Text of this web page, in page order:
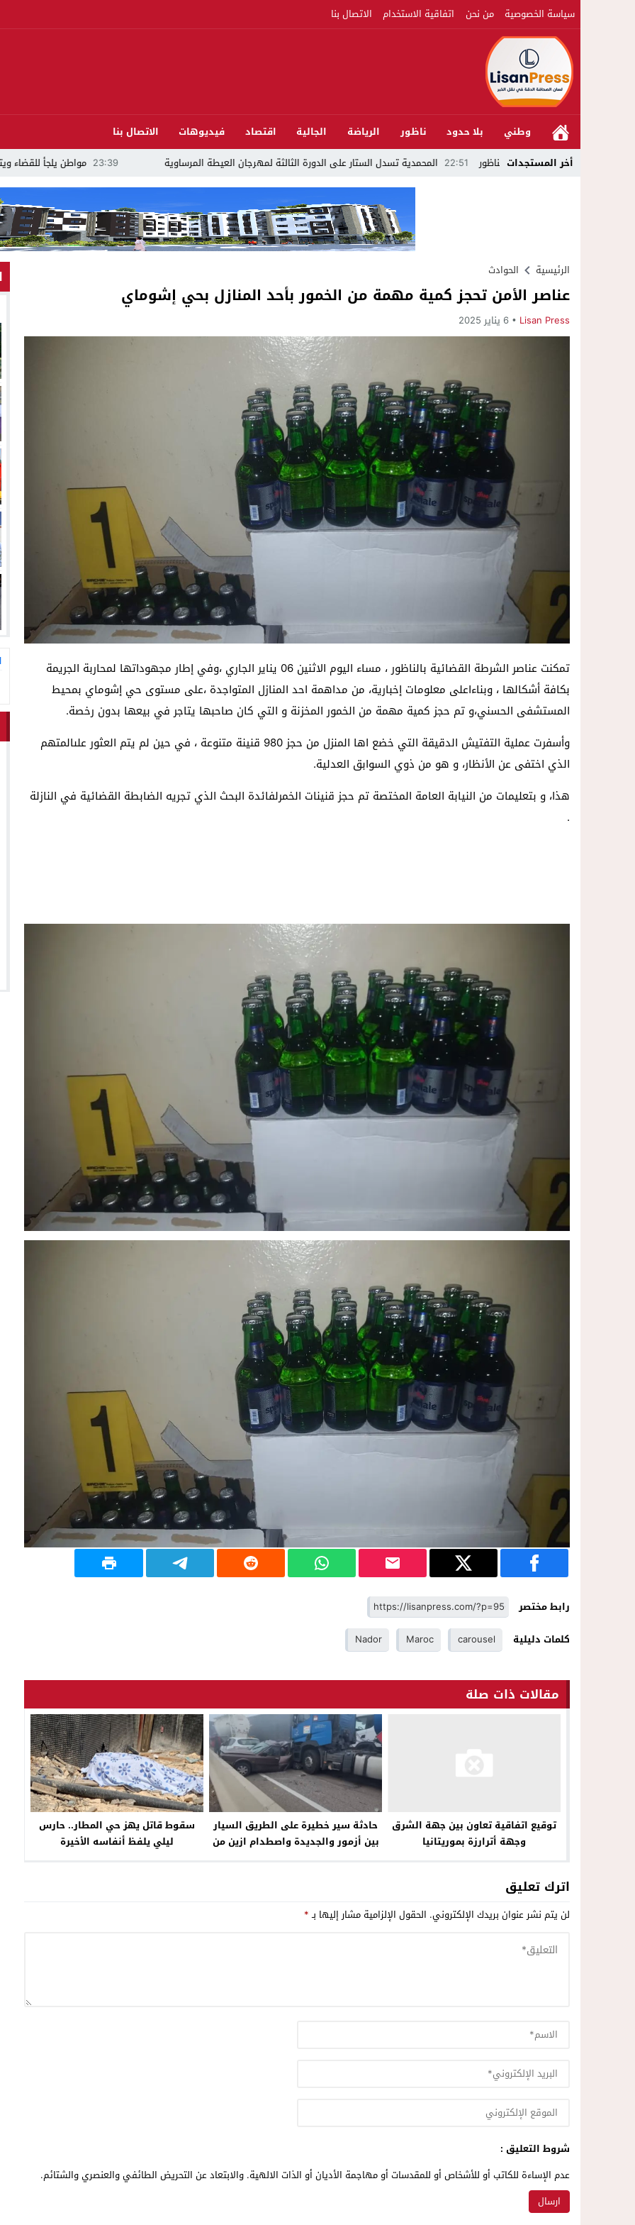
سياسة الخصوصية من نحن اتفاقية الاستخدام الاتصال بنا
وطني بلا حدود ناظور الرياضة الجالية اقتصاد فيديوهات
الاتصال بنا
أخر المستجدات
23:39 مواطن يلجأ للقضاء ويتهم مرشحًا للبرلمان 22:51 المحمدية تسدل الستار على الدورة الثالثة لمهرجان العيطة المرساوية
الرئيسية الحوادث
عناصر الأمن تحجز كمية مهمة من الخمور بأحد المنازل بحي إشوماي
Lisan Press 6 يناير 2025
تمكنت عناصر الشرطة القضائية بالناظور ، مساء اليوم الاثنين 06 يناير الجاري ،وفي إطار مجهوداتها لمحاربة الجريمة
بكافة أشكالها ، وبناءاعلى معلومات إخبارية، من مداهمة احد المنازل المتواجدة ،على مستوى حي إشوماي بمحيط
المستشفى الحسني،و تم حجز كمية مهمة من الخمور المخزنة و التي كان صاحبها يتاجر في بيعها بدون رخصة.
وأسفرت عملية التفتيش الدقيقة التي خضع اها المنزل من حجز 980 قنينة متنوعة ، في حين لم يتم العثور علىالمتهم
الذي اختفى عن الأنظار، و هو من ذوي السوابق العدلية.
هذا، و بتعليمات من النيابة العامة المختصة تم حجز قنينات الخمرلفائدة البحث الذي تجريه الضابطة القضائية في النازلة
.
رابط مختصر
كلمات دليلية
carousel
Maroc
Nador
مقالات ذات صلة
توقيع اتفاقية تعاون بين جهة الشرق
وجهة أترارزة بموريتانيا
حادثة سير خطيرة على الطريق السيار
بين أزمور والجديدة واصطدام ازين من
سقوط قاتل يهز حي المطار.. حارس
ليلي يلفظ أنفاسه الأخيرة
اترك تعليق
لن يتم نشر عنوان بريدك الإلكتروني. الحقول الإلزامية مشار إليها بـ*
شروط التعليق :
عدم الإساءة للكاتب أو للأشخاص أو للمقدسات أو مهاجمة الأديان أو الذات الالهية. والابتعاد عن التحريض الطائفي والعنصري والشتائم.